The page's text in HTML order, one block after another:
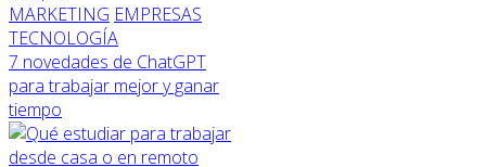
MARKETING EMPRESAS
TECNOLOGÍA
7 novedades de ChatGPT
para trabajar mejor y ganar
tiempo